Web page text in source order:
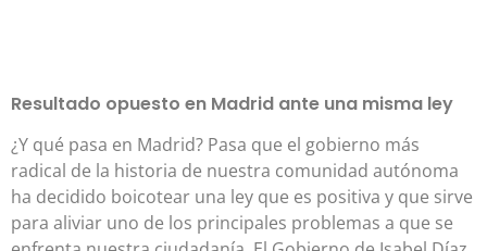
Resultado opuesto en Madrid ante una misma ley
¿Y qué pasa en Madrid? Pasa que el gobierno más
radical de la historia de nuestra comunidad autónoma
ha decidido boicotear una ley que es positiva y que sirve
para aliviar uno de los principales problemas a que se